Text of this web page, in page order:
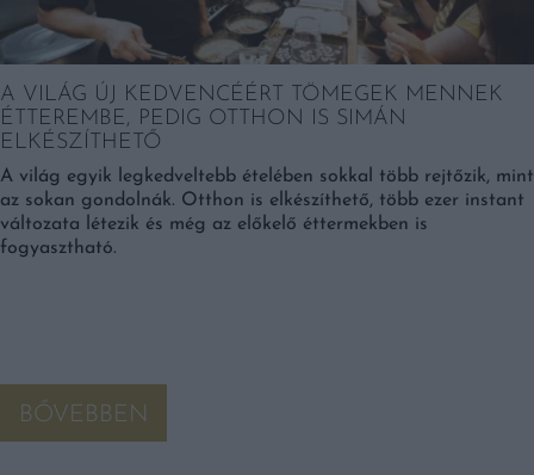
A VILÁG ÚJ KEDVENCÉÉRT TÖMEGEK MENNEK
ÉTTEREMBE, PEDIG OTTHON IS SIMÁN
ELKÉSZÍTHETŐ
A világ egyik legkedveltebb ételében sokkal több rejtőzik, mint
az sokan gondolnák. Otthon is elkészíthető, több ezer instant
változata létezik és még az előkelő éttermekben is
fogyasztható.
BŐVEBBEN